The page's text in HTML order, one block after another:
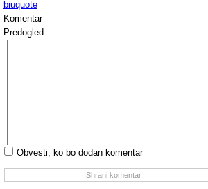
biuquote
Komentar
Predogled
Obvesti, ko bo dodan komentar